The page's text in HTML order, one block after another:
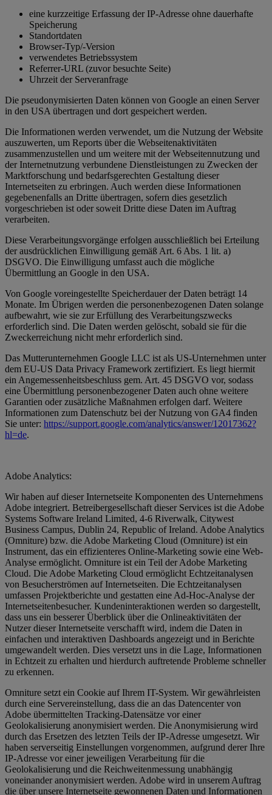
eine kurzzeitige Erfassung der IP-Adresse ohne dauerhafte
Speicherung
Standortdaten
Browser-Typ/-Version
verwendetes Betriebssystem
Referrer-URL (zuvor besuchte Seite)
Uhrzeit der Serveranfrage
Die pseudonymisierten Daten können von Google an einen Server
in den USA übertragen und dort gespeichert werden.
Die Informationen werden verwendet, um die Nutzung der Website
auszuwerten, um Reports über die Webseitenaktivitäten
zusammenzustellen und um weitere mit der Webseitennutzung und
der Internetnutzung verbundene Dienstleistungen zu Zwecken der
Marktforschung und bedarfsgerechten Gestaltung dieser
Internetseiten zu erbringen. Auch werden diese Informationen
gegebenenfalls an Dritte übertragen, sofern dies gesetzlich
vorgeschrieben ist oder soweit Dritte diese Daten im Auftrag
verarbeiten.
Diese Verarbeitungsvorgänge erfolgen ausschließlich bei Erteilung
der ausdrücklichen Einwilligung gemäß Art. 6 Abs. 1 lit. a)
DSGVO. Die Einwilligung umfasst auch die mögliche
Übermittlung an Google in den USA.
Von Google voreingestellte Speicherdauer der Daten beträgt 14
Monate. Im Übrigen werden die personenbezogenen Daten solange
aufbewahrt, wie sie zur Erfüllung des Verarbeitungszwecks
erforderlich sind. Die Daten werden gelöscht, sobald sie für die
Zweckerreichung nicht mehr erforderlich sind.
Das Mutterunternehmen Google LLC ist als US-Unternehmen unter
dem EU-US Data Privacy Framework zertifiziert. Es liegt hiermit
ein Angemessenheitsbeschluss gem. Art. 45 DSGVO vor, sodass
eine Übermittlung personenbezogener Daten auch ohne weitere
Garantien oder zusätzliche Maßnahmen erfolgen darf. Weitere
Informationen zum Datenschutz bei der Nutzung von GA4 finden
Sie unter: https://support.google.com/analytics/answer/12017362?
hl=de.
Adobe Analytics:
Wir haben auf dieser Internetseite Komponenten des Unternehmens
Adobe integriert. Betreibergesellschaft dieser Services ist die Adobe
Systems Software Ireland Limited, 4-6 Riverwalk, Citywest
Business Campus, Dublin 24, Republic of Ireland. Adobe Analytics
(Omniture) bzw. die Adobe Marketing Cloud (Omniture) ist ein
Instrument, das ein effizienteres Online-Marketing sowie eine Web-
Analyse ermöglicht. Omniture ist ein Teil der Adobe Marketing
Cloud. Die Adobe Marketing Cloud ermöglicht Echtzeitanalysen
von Besucherströmen auf Internetseiten. Die Echtzeitanalysen
umfassen Projektberichte und gestatten eine Ad-Hoc-Analyse der
Internetseitenbesucher. Kundeninteraktionen werden so dargestellt,
dass uns ein besserer Überblick über die Onlineaktivitäten der
Nutzer dieser Internetseite verschafft wird, indem die Daten in
einfachen und interaktiven Dashboards angezeigt und in Berichte
umgewandelt werden. Dies versetzt uns in die Lage, Informationen
in Echtzeit zu erhalten und hierdurch auftretende Probleme schneller
zu erkennen.
Omniture setzt ein Cookie auf Ihrem IT-System. Wir gewährleisten
durch eine Servereinstellung, dass die an das Datencenter von
Adobe übermittelten Tracking-Datensätze vor einer
Geolokalisierung anonymisiert werden. Die Anonymisierung wird
durch das Ersetzen des letzten Teils der IP-Adresse umgesetzt. Wir
haben serverseitig Einstellungen vorgenommen, aufgrund derer Ihre
IP-Adresse vor einer jeweiligen Verarbeitung für die
Geolokalisierung und die Reichweitenmessung unabhängig
voneinander anonymisiert werden. Adobe wird in unserem Auftrag
die über unsere Internetseite gewonnenen Daten und Informationen